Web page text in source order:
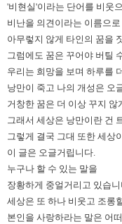
'비현실'이라는 단어를 비웃
비난을 의견이라는 이름으
아무렇지 않게 타인의 꿈을
그럼에도 꿈은 꾸어야 버틸
우리는 희망을 보며 하루를
낭만이 죽고 나의 개성은 오
거창한 꿈은 더 이상 꾸지 않
그래서 세상은 낭만이란 건
그렇게 결국 그대 또한 세상
이 글은 오글거립니다.
누구나 할 수 있는 말을
장황하게 중얼거리고 있습
세상은 또 하나 비웃고 조롱
본인을 사랑하라는 말은 어